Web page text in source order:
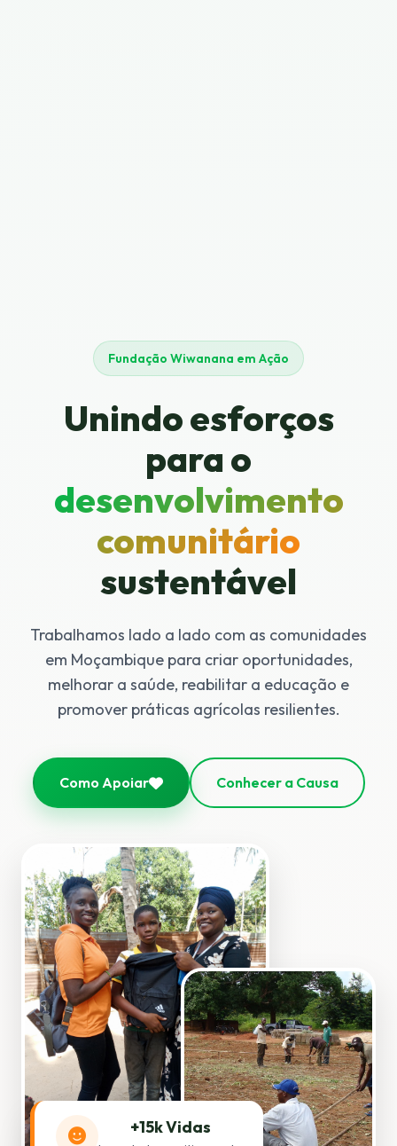
Fundação Wiwanana em Ação
Unindo esforços
para o
desenvolvimento
comunitário
sustentável
Trabalhamos lado a lado com as comunidades
em Moçambique para criar oportunidades,
melhorar a saúde, reabilitar a educação e
promover práticas agrícolas resilientes.
Como Apoiar Conhecer a Causa
+15k Vidas